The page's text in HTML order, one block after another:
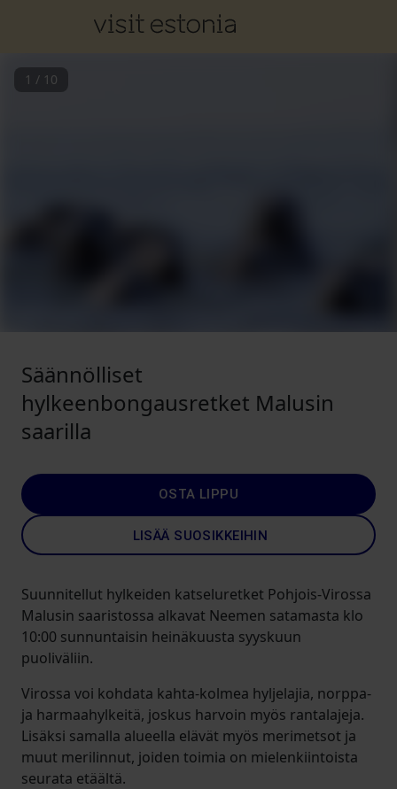
1 / 10
Säännölliset
hylkeenbongausretket Malusin
saarilla
OSTA LIPPU
LISÄÄ SUOSIKKEIHIN
Suunnitellut hylkeiden katseluretket Pohjois-Virossa
Malusin saaristossa alkavat Neemen satamasta klo
10:00 sunnuntaisin heinäkuusta syyskuun
puoliväliin.
Virossa voi kohdata kahta-kolmea hyljelajia, norppa-
ja harmaahylkeitä, joskus harvoin myös rantalajeja.
Lisäksi samalla alueella elävät myös merimetsot ja
muut merilinnut, joiden toimia on mielenkiintoista
seurata etäältä.